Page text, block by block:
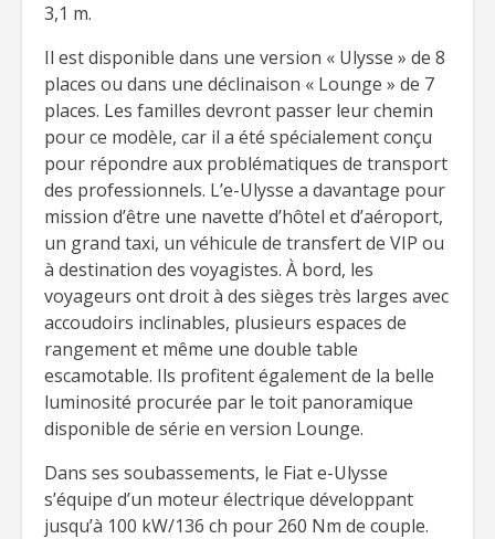
3,1 m.
Il est disponible dans une version « Ulysse » de 8
places ou dans une déclinaison « Lounge » de 7
places. Les familles devront passer leur chemin
pour ce modèle, car il a été spécialement conçu
pour répondre aux problématiques de transport
des professionnels. L’e-Ulysse a davantage pour
mission d’être une navette d’hôtel et d’aéroport,
un grand taxi, un véhicule de transfert de VIP ou
à destination des voyagistes. À bord, les
voyageurs ont droit à des sièges très larges avec
accoudoirs inclinables, plusieurs espaces de
rangement et même une double table
escamotable. Ils profitent également de la belle
luminosité procurée par le toit panoramique
disponible de série en version Lounge.
Dans ses soubassements, le Fiat e-Ulysse
s’équipe d’un moteur électrique développant
jusqu’à 100 kW/136 ch pour 260 Nm de couple.